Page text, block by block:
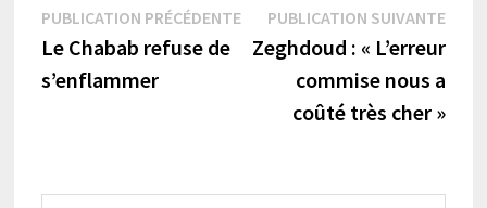
Navigation
de
PUBLICATION PRÉCÉDENTEPublication
précédente :
Le Chabab refuse de
s’enflammer
PUBLICATION SUIVANTE
Zeghdoud : « L’erreur
commise nous a
coûté très cher »